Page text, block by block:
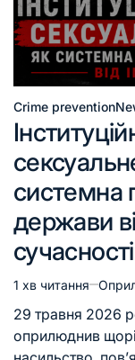
Crime prevention
системна
держави
сучасності
1 хв читання
29 травня 2026
оприлюднив